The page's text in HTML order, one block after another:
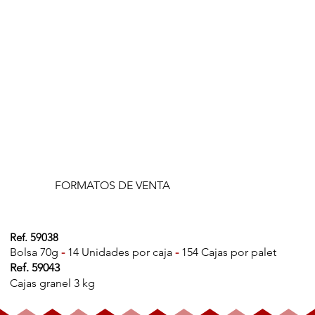
FORMATOS DE VENTA
Ref. 59038
Bolsa 70g -14 Unidades por caja - 154 Cajas por palet
Ref. 59043
Cajas granel 3 kg